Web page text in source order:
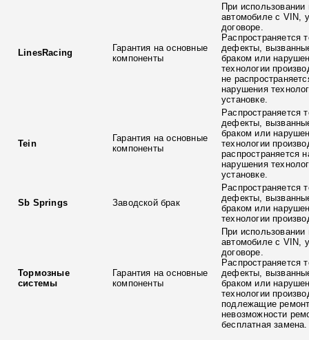
LinesRacing
Гарантия на основные
компоненты
При использовании
автомобиле с VIN,
договоре.
Распространяется
дефекты,
браком или
технологии
не
нарушения
установке.
Tein
Гарантия на основные
компоненты
Распространяется
дефекты,
браком или
технологии
распространяется
нарушения
установке.
Sb Springs Заводской брак
Распространяется
дефекты,
браком или
технологии
Тормозные
системы
Гарантия на основные
компоненты
При использовании
автомобиле с VIN,
договоре.
Распространяется
дефекты,
браком или
технологии
подлежащие
невозможности
бесплатная замена.